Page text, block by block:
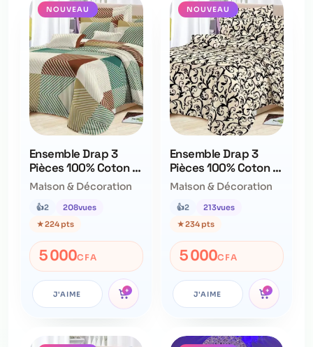
NOUVEAU
Ensemble Drap 3
Pièces 100% Coton –
Qualité Supérieure –
Ne Déteint Pas
Maison & Décoration
👍2 208vues
★224 pts
5 000CFA
J'AIME +
NOUVEAU
Ensemble Drap 3
Pièces 100% Coton –
Qualité Supérieure –
Ne Déteint Pas
Maison & Décoration
👍2 213vues
★234 pts
5 000CFA
J'AIME +